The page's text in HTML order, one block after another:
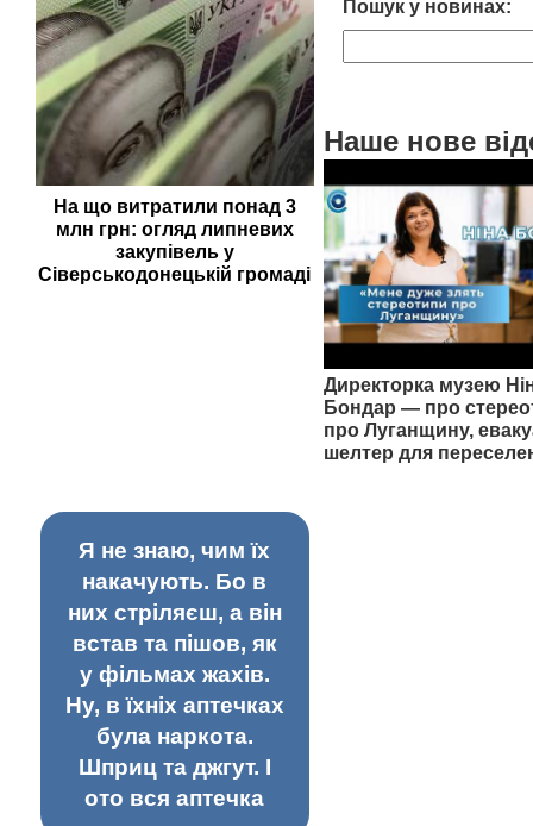
На що витратили понад 3
млн грн: огляд липневих
закупівель у
Сіверськодонецькій громаді
Пошук у новинах:
Наше нове
Директорка музею
Бондар — про
про Луганщину,
шелтер для
Я не знаю, чим їх
накачують. Бо в
них стріляєш, а він
встав та пішов, як
у фільмах жахів.
Ну, в їхніх аптечках
була наркота.
Шприц та джгут. І
ото вся аптечка